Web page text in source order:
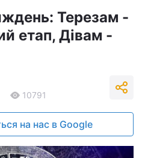
Терезам -
етап, Дівам -
10791
на нас в Google